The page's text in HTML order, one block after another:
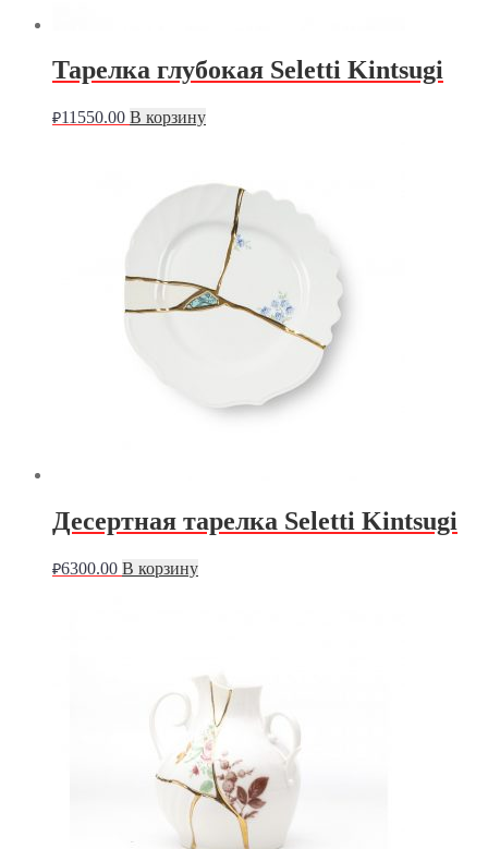
Тарелка глубокая Seletti Kintsugi
₽11550.00 В корзину
Десертная тарелка Seletti Kintsugi
₽6300.00 В корзину